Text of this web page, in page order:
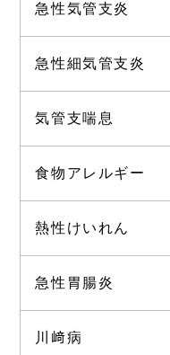
急性気管支炎
急性細気管支炎
気管支喘息
食物アレルギー
熱性けいれん
急性胃腸炎
川﨑病